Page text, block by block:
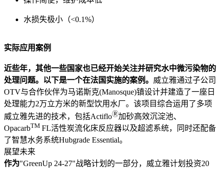
水损失极小（<0.1%）
实际应用案例
近些年，其他一些国家也已经开始关注并研究水中微污染物的
处理问题。以下是一个在法国实施的案例。 威立雅通过子公司
OTV与合作伙伴为马诺斯克(Manosque)镇设计并建造了一座日
处理能力2万立方米的新型饮用水厂。该项目综合运用了多项
威立雅先进的技术，包括ActifloⓇ加砂高效沉淀池、
OpacarbTM FL活性炭流化床反应器以及超滤系统，同时还配备
了智慧水务系统Hubgrade Essential。
展望未来
作为"GreenUp 24-27"战略计划的一部分，威立雅计划投资20